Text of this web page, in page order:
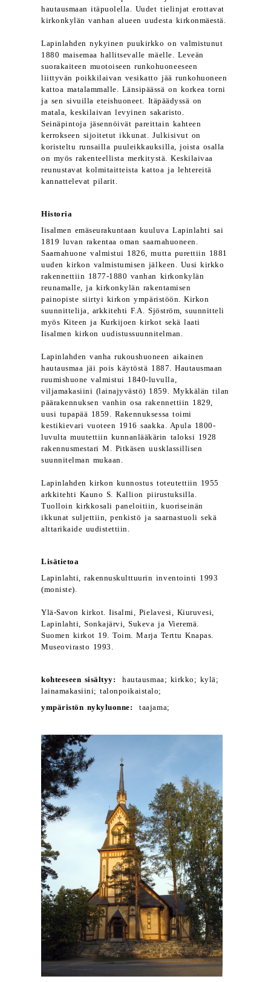
hautausmaan itäpuolella. Uudet tielinjat erottavat
kirkonkylän vanhan alueen uudesta kirkonmäestä.
Lapinlahden nykyinen puukirkko on valmistunut
1880 maisemaa hallitsevalle mäelle. Leveän
suorakaiteen muotoiseen runkohuoneeseen
liittyvän poikkilaivan vesikatto jää runkohuoneen
kattoa matalammalle. Länsipäässä on korkea torni
ja sen sivuilla eteishuoneet. Itäpäädyssä on
matala, keskilaivan levyinen sakaristo.
Seinäpintoja jäsennöivät pareittain kahteen
kerrokseen sijoitetut ikkunat. Julkisivut on
koristeltu runsailla puuleikkauksilla, joista osalla
on myös rakenteellista merkitystä. Keskilaivaa
reunustavat kolmitaitteista kattoa ja lehtereitä
kannattelevat pilarit.
Historia
Iisalmen emäseurakuntaan kuuluva Lapinlahti sai
1819 luvan rakentaa oman saarnahuoneen.
Saarnahuone valmistui 1826, mutta purettiin 1881
uuden kirkon valmistumisen jälkeen. Uusi kirkko
rakennettiin 1877-1880 vanhan kirkonkylän
reunamalle, ja kirkonkylän rakentamisen
painopiste siirtyi kirkon ympäristöön. Kirkon
suunnittelija, arkkitehti F.A. Sjöström, suunnitteli
myös Kiteen ja Kurkijoen kirkot sekä laati
Iisalmen kirkon uudistussuunnitelman.
Lapinlahden vanha rukoushuoneen aikainen
hautausmaa jäi pois käytöstä 1887. Hautausmaan
ruumishuone valmistui 1840-luvulla,
viljamakasiini (lainajyvästö) 1859. Mykkälän tilan
päärakennuksen vanhin osa rakennettiin 1829,
uusi tupapää 1859. Rakennuksessa toimi
kestikievari vuoteen 1916 saakka. Apula 1800-
luvulta muutettiin kunnanlääkärin taloksi 1928
rakennusmestari M. Pitkäsen uusklassillisen
suunnitelman mukaan.
Lapinlahden kirkon kunnostus toteutettiin 1955
arkkitehti Kauno S. Kallion piirustuksilla.
Tuolloin kirkkosali paneloitiin, kuoriseinän
ikkunat suljettiin, penkistö ja saarnastuoli sekä
alttarikaide uudistettiin.
Lisätietoa
Lapinlahti, rakennuskulttuurin inventointi 1993
(moniste).
Ylä-Savon kirkot. Iisalmi, Pielavesi, Kiuruvesi,
Lapinlahti, Sonkajärvi, Sukeva ja Vieremä.
Suomen kirkot 19. Toim. Marja Terttu Knapas.
Museovirasto 1993.
kohteeseen sisältyy: hautausmaa; kirkko; kylä;
lainamakasiini; talonpoikaistalo;
ympäristön nykyluonne: taajama;